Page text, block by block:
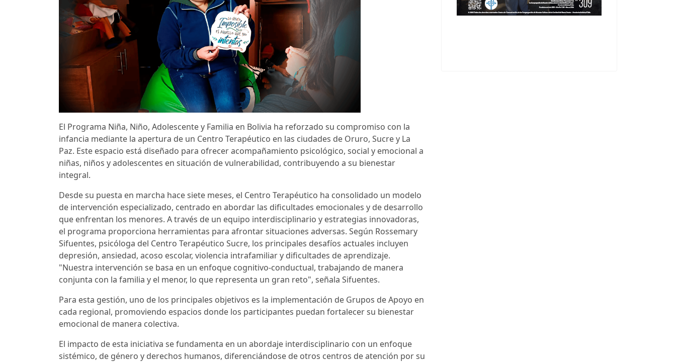
El Programa Niña, Niño, Adolescente y Familia en Bolivia ha reforzado su compromiso con la
infancia mediante la apertura de un Centro Terapéutico en las ciudades de Oruro, Sucre y La
Paz. Este espacio está diseñado para ofrecer acompañamiento psicológico, social y emocional a
niñas, niños y adolescentes en situación de vulnerabilidad, contribuyendo a su bienestar
integral.
Desde su puesta en marcha hace siete meses, el Centro Terapéutico ha consolidado un modelo
de intervención especializado, centrado en abordar las dificultades emocionales y de desarrollo
que enfrentan los menores. A través de un equipo interdisciplinario y estrategias innovadoras,
el programa proporciona herramientas para afrontar situaciones adversas. Según Rossemary
Sifuentes, psicóloga del Centro Terapéutico Sucre, los principales desafíos actuales incluyen
depresión, ansiedad, acoso escolar, violencia intrafamiliar y dificultades de aprendizaje.
"Nuestra intervención se basa en un enfoque cognitivo-conductual, trabajando de manera
conjunta con la familia y el menor, lo que representa un gran reto", señala Sifuentes.
Para esta gestión, uno de los principales objetivos es la implementación de Grupos de Apoyo en
cada regional, promoviendo espacios donde los participantes puedan fortalecer su bienestar
emocional de manera colectiva.
El impacto de esta iniciativa se fundamenta en un abordaje interdisciplinario con un enfoque
sistémico, de género y derechos humanos, diferenciándose de otros centros de atención por su